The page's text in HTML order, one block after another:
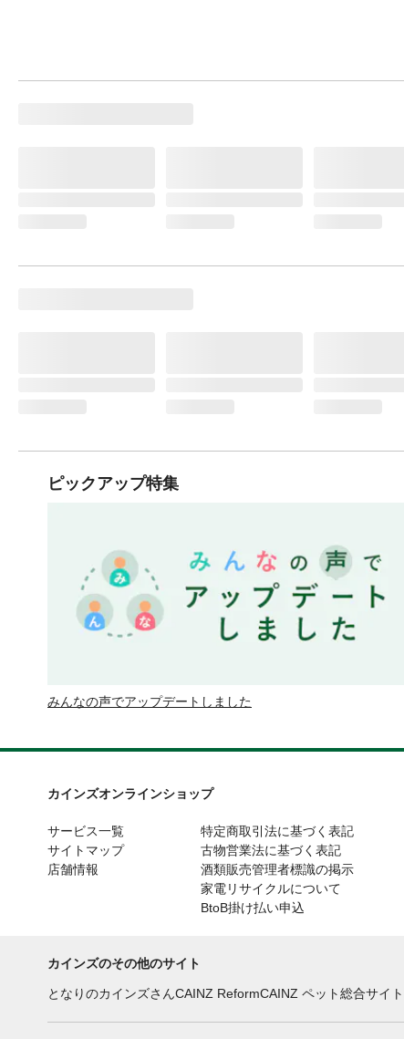
ピックアップ特集
みんなの声でアップデートしました
カインズオンラインショップ
サービス一覧
サイトマップ
店舗情報
特定商取引法に基づく表記
古物営業法に基づく表記
酒類販売管理者標識の掲示
家電リサイクルについて
BtoB掛け払い申込
カインズのその他のサイト
となりのカインズさんCAINZ ReformCAINZ ペット総合サイト